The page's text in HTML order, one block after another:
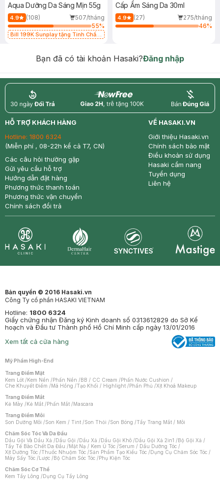
Aqua Dưỡng Da Sáng Mịn 55g
4.9 (108)
507/tháng
55%
Bill 199K Sunplay tặng Tinh Chất
Cấp Ẩm Sáng Da 30ml
4.9 (27)
275/tháng
46%
Bạn đã có tài khoản Hasaki?Đăng nhập
return nowfree price
HỖ TRỢ KHÁCH HÀNG
Hotline: 1800 6324
(Miễn phí , 08-22h kể cả T7, CN)
Các câu hỏi thường gặp
Gửi yêu cầu hỗ trợ
Hướng dẫn đặt hàng
Phương thức thanh toán
Phương thức vận chuyển
Chính sách đổi trả
VỀ HASAKI.VN
Giới thiệu Hasaki.vn
Chính sách bảo mật
Điều khoản sử dụng
Hasaki cẩm nang
Tuyển dụng
Liên hệ
Bản quyền © 2016 Hasaki.vn
Công Ty cổ phần HASAKI VIETNAM
Hotline: 1800 6324
Giấy chứng nhận Đăng ký Kinh doanh số 0313612829 do Sở Kế
hoạch và Đầu tư Thành phố Hồ Chí Minh cấp ngày 13/01/2016
Xem tất cả cửa hàng
Mỹ Phẩm High-End
Trang Điểm Mặt
Kem Lót /Kem Nền /Phấn Nền /BB / CC Cream /Phấn Nước Cushion /
Che Khuyết Điểm /Má Hồng /Tạo Khối / Highlight /Phấn Phủ /Xịt Khoá Makeup
Trang Điểm Mắt
Kẻ Mày /Kẻ Mắt /Phấn Mắt /Mascara
Trang Điểm Môi
Son Dưỡng Môi /Son Kem / Tint /Son Thỏi /Son Bóng /Tẩy Trang Mắt / Môi
Chăm Sóc Tóc Và Da Đầu
Dầu Gội Và Dầu Xả /Dầu Gội /Dầu Xả /Dầu Gội Khô /Dầu Gội Xả 2in1 /Bộ Gội Xả /
Tẩy Tế Bào Chết Da Đầu /Mặt Nạ / Kem Ủ Tóc /Serum / Dầu Dưỡng Tóc /
Xịt Dưỡng Tóc /Thuốc Nhuộm Tóc /Sản Phẩm Tạo Kiểu Tóc /Dụng Cụ Chăm Sóc Tóc /
Máy Sấy Tóc /Lược /Bộ Chăm Sóc Tóc /Phụ Kiện Tóc
Chăm Sóc Cơ Thể
Kem Tẩy Lông /Dụng Cụ Tẩy Lông